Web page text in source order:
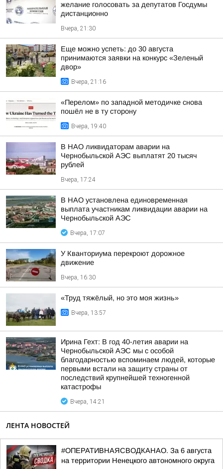
желание голосовать за депутатов Госдумы
дистанционно
Вчера, 21:30
Еще можно успеть: до 30 августа
принимаются заявки на конкурс «Зеленый
двор»
Вчера, 21:16
«Перелом» по западной методичке снова
пошёл не в ту сторону
Вчера, 19:40
В НАО ликвидаторам аварии на
Чернобыльской АЭС выплатят 20 тысяч
рублей
Вчера, 17:24
В НАО установлена единовременная
выплата участникам ликвидации аварии на
Чернобыльской АЭС
Вчера, 17:07
У Кванториума перекроют дорожное
движение
Вчера, 16:30
«Труд тяжёлый, но это моя жизнь»
Вчера, 13:57
Ирина Гехт: В год 40-летия аварии на
Чернобыльской АЭС мы с особой
благодарностью вспоминаем людей, которые
первыми встали на защиту страны от
последствий крупнейшей техногенной
катастрофы
Вчера, 14:21
ЛЕНТА НОВОСТЕЙ
#ОПЕРАТИВНАЯСВОДКАНАО. За 6 августа
на территории Ненецкого автономного округа